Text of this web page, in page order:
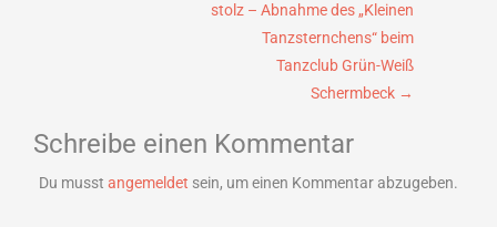
stolz – Abnahme des „Kleinen
Tanzsternchens“ beim
Tanzclub Grün-Weiß
Schermbeck →
Schreibe einen Kommentar
Du musst angemeldet sein, um einen Kommentar abzugeben.